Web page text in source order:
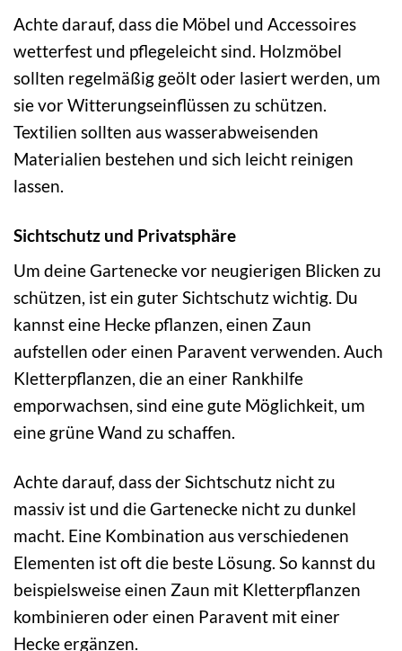
Achte darauf, dass die Möbel und Accessoires
wetterfest und pflegeleicht sind. Holzmöbel
sollten regelmäßig geölt oder lasiert werden, um
sie vor Witterungseinflüssen zu schützen.
Textilien sollten aus wasserabweisenden
Materialien bestehen und sich leicht reinigen
lassen.
Sichtschutz und Privatsphäre
Um deine Gartenecke vor neugierigen Blicken zu
schützen, ist ein guter Sichtschutz wichtig. Du
kannst eine Hecke pflanzen, einen Zaun
aufstellen oder einen Paravent verwenden. Auch
Kletterpflanzen, die an einer Rankhilfe
emporwachsen, sind eine gute Möglichkeit, um
eine grüne Wand zu schaffen.
Achte darauf, dass der Sichtschutz nicht zu
massiv ist und die Gartenecke nicht zu dunkel
macht. Eine Kombination aus verschiedenen
Elementen ist oft die beste Lösung. So kannst du
beispielsweise einen Zaun mit Kletterpflanzen
kombinieren oder einen Paravent mit einer
Hecke ergänzen.